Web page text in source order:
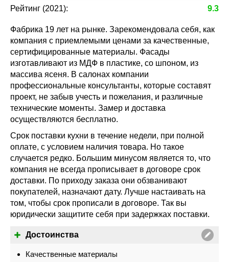
Рейтинг (2021): 9.3
Фабрика 19 лет на рынке. Зарекомендовала себя, как
компания с приемлемыми ценами за качественные,
сертифицированные материалы. Фасады
изготавливают из МДФ в пластике, со шпоном, из
массива ясеня. В салонах компании
профессиональные консультанты, которые составят
проект, не забыв учесть и пожелания, и различные
технические моменты. Замер и доставка
осуществляются бесплатно.
Срок поставки кухни в течение недели, при полной
оплате, с условием наличия товара. Но такое
случается редко. Большим минусом является то, что
компания не всегда прописывает в договоре срок
доставки. По приходу заказа они обзванивают
покупателей, назначают дату. Лучше настаивать на
том, чтобы срок прописали в договоре. Так вы
юридически защитите себя при задержках поставки.
Достоинства
Качественные материалы